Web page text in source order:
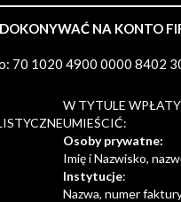
NA KONTO
70 1020 4900 0000 8402
W TYTULE
UMIEŚCIĆ:
Osoby prywatne:
Imię i Nazwisko,
Instytucje:
Nazwa, numer